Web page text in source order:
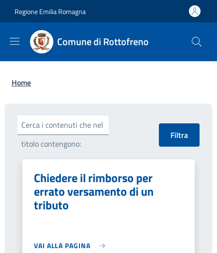
Regione Emilia Romagna
Comune di Rottofreno
Briciole di pane
Home
Cerca i contenuti che nel
titolo contengono:
Chiedere il rimborso per
errato versamento di un
tributo
VAI ALLA PAGINA